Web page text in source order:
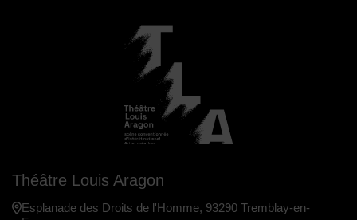
Théâtre Louis Aragon
Esplanade des Droits de l'Homme, 93290 Tremblay-en-